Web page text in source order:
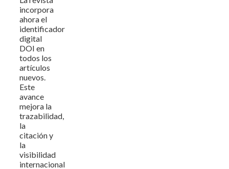
incorpora
ahora el
identificador
digital
DOI en
todos los
artículos
nuevos.
Este
avance
mejora la
trazabilidad,
la
citación y
la
visibilidad
internacional